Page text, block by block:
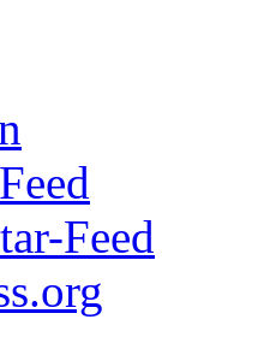
Feed